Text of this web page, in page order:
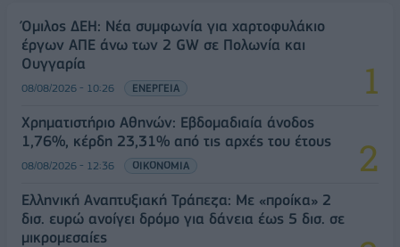
Όμιλος ΔΕΗ: Νέα συμφωνία για χαρτοφυλάκιο
έργων ΑΠΕ άνω των 2 GW σε Πολωνία και
Ουγγαρία
08/08/2026 - 10:26 ΕΝΕΡΓΕΙΑ
Χρηματιστήριο Αθηνών: Εβδομαδιαία άνοδος
1,76%, κέρδη 23,31% από τις αρχές του έτους
08/08/2026 - 12:36 ΟΙΚΟΝΟΜΙΑ
Ελληνική Αναπτυξιακή Τράπεζα: Με «προίκα» 2
δισ. ευρώ ανοίγει δρόμο για δάνεια έως 5 δισ. σε
μικρομεσαίες